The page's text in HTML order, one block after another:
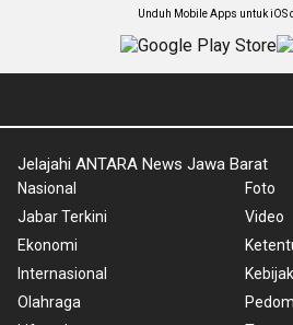
Unduh Mobile Apps untuk iOS
Jelajahi ANTARA News Jawa Barat
Nasional
Jabar Terkini
Ekonomi
Internasional
Olahraga
Foto
Video